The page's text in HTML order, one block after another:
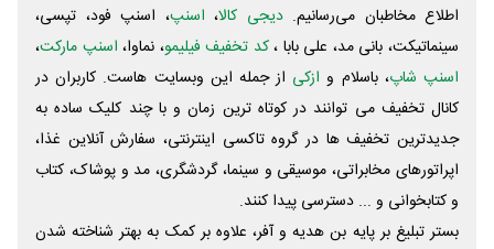
اطلاع مخاطبان می‌رسانیم. دیجی کالا، اسنپ، اسنپ فود، تپسی،
سینماتیکت، بانی مد، علی‌ بابا ،کد تخفیف فیلیمو، نماوا، اسنپ مارکت،
اسنپ شاپ، باسلام و ازکی از جمله این وبسایت ‌هاست. کاربران در
کانال تخفیف می توانند در کوتاه ترین زمان و با چند کلیک ساده به
جدیدترین تخفیف ها در گروه تاکسی اینترنتی، سفارش آنلاین غذا،
اپراتورهای مخابراتی، موسیقی و سینما، گردشگری، مد و پوشاک، کتاب
و کتابخوانی و ... دسترسی پیدا کنند.
بستر تبلیغ بر پایه بن هدیه و آفر، علاوه بر کمک به بهتر شناخته شدن